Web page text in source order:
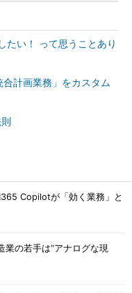
たい！ って思うことあり
合計画業務」をカスタム
Copilotが「効く業務」と
業の若手は“アナログな現